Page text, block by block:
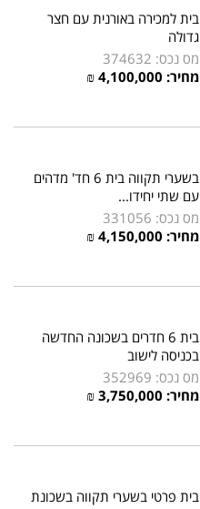
בית למכירה באורנית עם חצר
גדולה
מס נכס: 374632
מחיר: 4,100,000
₪
בשערי תקווה בית 6 חד' מדהים
עם שתי יחידו...
מס נכס: 331056
מחיר: 4,150,000
₪
בית 6 חדרים בשכונה החדשה
בכניסה לישוב
מס נכס: 352969
מחיר: 3,750,000
₪
בית פרטי בשערי תקווה בשכונת